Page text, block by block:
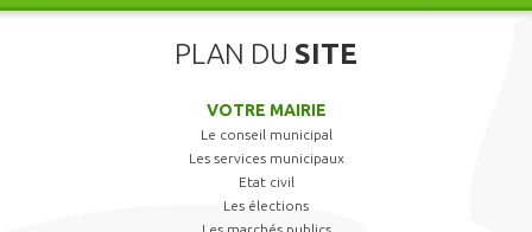
PLAN DU SITE
VOTRE MAIRIE
Le conseil municipal
Les services municipaux
Etat civil
Les élections